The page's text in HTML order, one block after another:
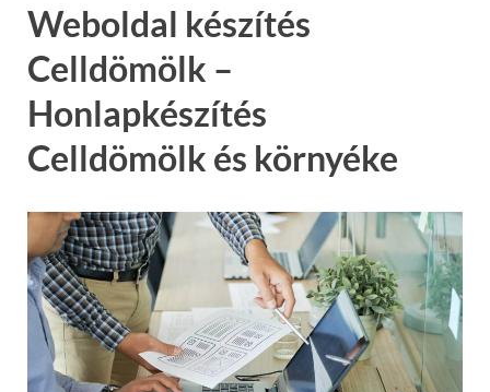
Weboldal készítés
Celldömölk –
Honlapkészítés
Celldömölk és környéke